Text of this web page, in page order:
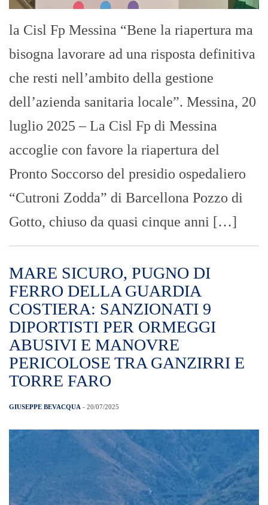
la Cisl Fp Messina “Bene la riapertura ma
bisogna lavorare ad una risposta definitiva
che resti nell’ambito della gestione
dell’azienda sanitaria locale”. Messina, 20
luglio 2025 – La Cisl Fp di Messina
accoglie con favore la riapertura del
Pronto Soccorso del presidio ospedaliero
“Cutroni Zodda” di Barcellona Pozzo di
Gotto, chiuso da quasi cinque anni […]
MARE SICURO, PUGNO DI
FERRO DELLA GUARDIA
COSTIERA: SANZIONATI 9
DIPORTISTI PER ORMEGGI
ABUSIVI E MANOVRE
PERICOLOSE TRA GANZIRRI E
TORRE FARO
GIUSEPPE BEVACQUA - 20/07/2025